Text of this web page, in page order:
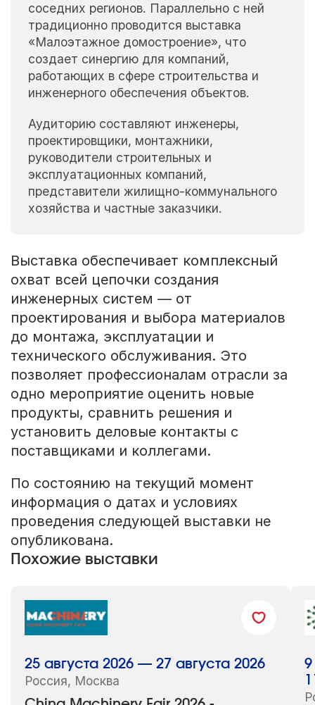
соседних регионов. Параллельно с ней
традиционно проводится выставка
«Малоэтажное домостроение», что
создает синергию для компаний,
работающих в сфере строительства и
инженерного обеспечения объектов.
Аудиторию составляют инженеры,
проектировщики, монтажники,
руководители строительных и
эксплуатационных компаний,
представители жилищно-коммунального
хозяйства и частные заказчики.
Выставка обеспечивает комплексный
охват всей цепочки создания
инженерных систем — от
проектирования и выбора материалов
до монтажа, эксплуатации и
технического обслуживания. Это
позволяет профессионалам отрасли за
одно мероприятие оценить новые
продукты, сравнить решения и
установить деловые контакты с
поставщиками и коллегами.
По состоянию на текущий момент
информация о датах и условиях
проведения следующей выставки не
опубликована.
Похожие выставки
25 августа 2026 — 27 августа 2026
Россия, Москва